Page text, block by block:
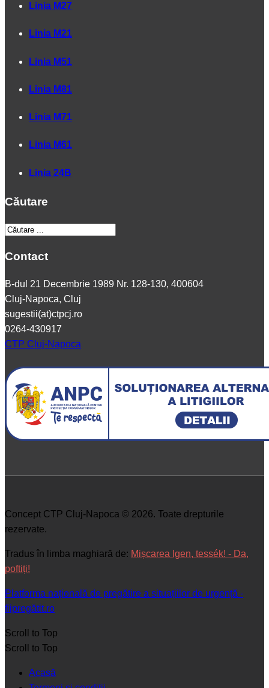
Linia M27
Linia M21
Linia M51
Linia M81
Linia M71
Linia M61
Linia 24B
Căutare
Contact
B-dul 21 Decembrie 1989 Nr. 128-130, 400604
Cluj-Napoca, Cluj
sugestii(at)ctpcj.ro
0264-430917
CTP Cluj-Napoca
Concept CTP Cluj-Napoca © 2026. Toate drepturile
rezervate.
Tradus în limba maghiară de: Mișcarea Igen, tessék! - Da,
poftiți!
Platforma națională de pregătire a situațiilor de urgență -
fiipregătit.ro
Scroll to Top
Scroll to Top
Acasă